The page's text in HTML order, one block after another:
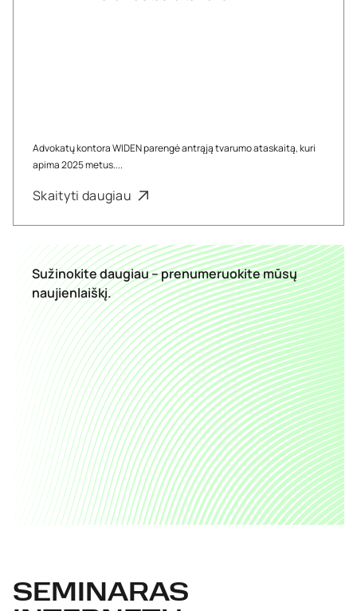
Advokatų kontora WIDEN parengė antrąją tvarumo ataskaitą, kuri
apima 2025 metus....
Skaityti daugiau
Sužinokite daugiau – prenumeruokite mūsų
naujienlaiškį.
SEMINARAS